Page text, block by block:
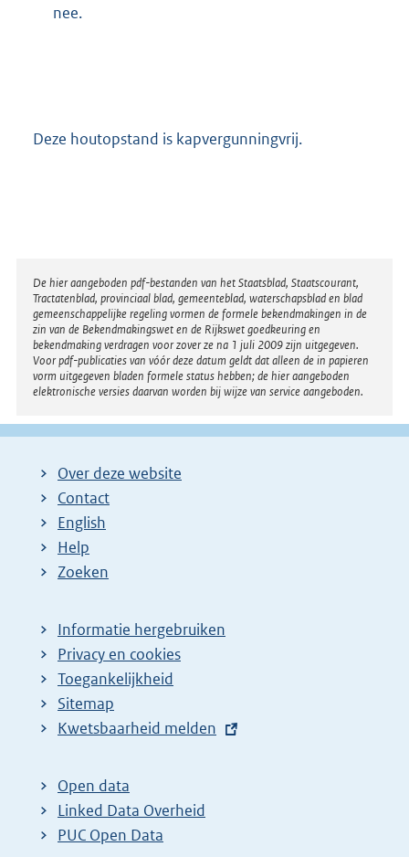
nee.
Deze houtopstand is kapvergunningvrij.
Disclaimer
De hier aangeboden pdf-bestanden van het Staatsblad, Staatscourant,
Tractatenblad, provinciaal blad, gemeenteblad, waterschapsblad en blad
gemeenschappelijke regeling vormen de formele bekendmakingen in de
zin van de Bekendmakingswet en de Rijkswet goedkeuring en
bekendmaking verdragen voor zover ze na 1 juli 2009 zijn uitgegeven.
Voor pdf-publicaties van vóór deze datum geldt dat alleen de in papieren
vorm uitgegeven bladen formele status hebben; de hier aangeboden
elektronische versies daarvan worden bij wijze van service aangeboden.
Over deze website
Contact
English
Help
Zoeken
Informatie hergebruiken
Privacy en cookies
Toegankelijkheid
Sitemap
E
t
e
r
Kwetsbaarheid melden
Open data
Linked Data Overheid
PUC Open Data